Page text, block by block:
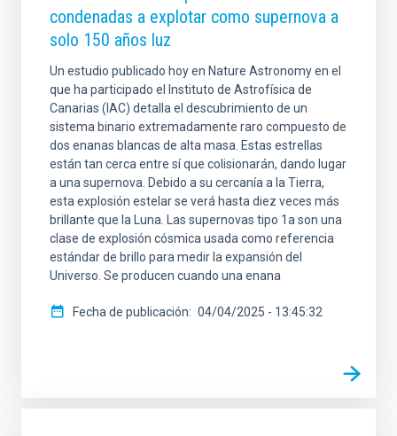
condenadas a explotar como supernova a
solo 150 años luz
Un estudio publicado hoy en Nature Astronomy en el
que ha participado el Instituto de Astrofísica de
Canarias (IAC) detalla el descubrimiento de un
sistema binario extremadamente raro compuesto de
dos enanas blancas de alta masa. Estas estrellas
están tan cerca entre sí que colisionarán, dando lugar
a una supernova. Debido a su cercanía a la Tierra,
esta explosión estelar se verá hasta diez veces más
brillante que la Luna. Las supernovas tipo 1a son una
clase de explosión cósmica usada como referencia
estándar de brillo para medir la expansión del
Universo. Se producen cuando una enana
Fecha de publicación 04/04/2025 - 13:45:32